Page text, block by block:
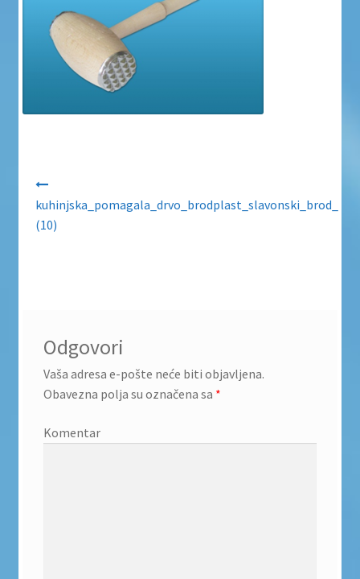
Zaštita privatnosti i uvjeti poslovanja
kuhinjska_pomagala_drvo_brodplast_slavonski_brod_
(10)
Odgovori
Vaša adresa e-pošte neće biti objavljena.
Obavezna polja su označena sa *
Komentar